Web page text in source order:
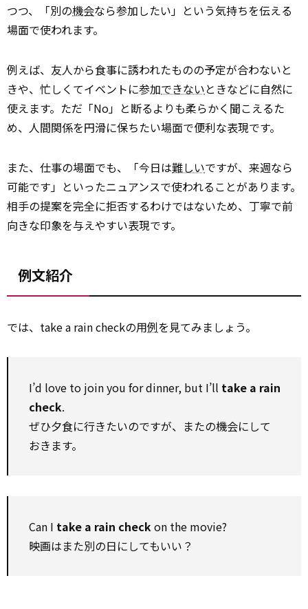
つつ、「別の機会なら参加したい」という気持ちを伝える
場面で使われます。
例えば、友人から食事に誘われたものの予定が合わないと
きや、忙しくてイベントに参加できないときなどに自然に
使えます。ただ「No」と断るよりも柔らかく聞こえるた
め、人間関係を円滑に保ちたい場面で便利な表現です。
また、仕事の場面でも、「今日は難しいですが、来週なら
可能です」といったニュアンスで使われることがあります。
相手の提案を完全に拒否するわけではないため、丁寧で前
向きな印象を与えやすい表現です。
例文紹介
では、take a rain checkの用例を見てみましょう。
I’d love to join you for dinner, but I’ll take a rain
check.
ぜひ夕食に行きたいのですが、またの機会にして
おきます。
Can I take a rain checkon the movie?
映画はまた別の日にしてもいい？